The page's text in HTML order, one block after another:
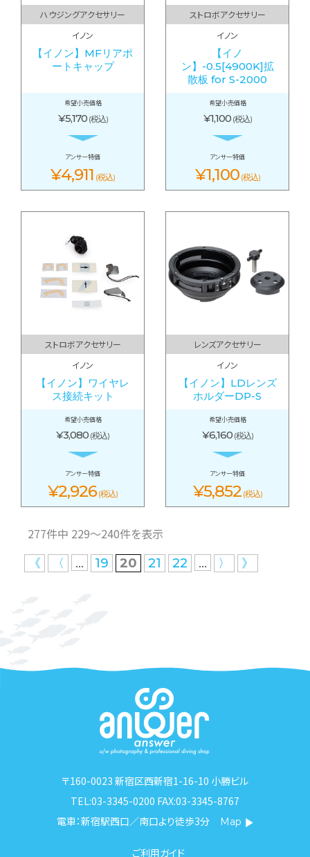
ハウジングアクセサリー
イノン
【イノン】MFリアポ
ートキャップ
希望小売価格
¥5,170 (税込)
アンサー特価
¥4,911 (税込)
ストロボアクセサリー
イノン
【イノ
ン】-0.5[4900K]拡
散板 for S-2000
希望小売価格
¥1,100 (税込)
アンサー特価
¥1,100 (税込)
ストロボアクセサリー
イノン
【イノン】ワイヤレ
ス接続キット
希望小売価格
¥3,080 (税込)
アンサー特価
¥2,926 (税込)
レンズアクセサリー
イノン
【イノン】LDレンズ
ホルダーDP-S
希望小売価格
¥6,160 (税込)
アンサー特価
¥5,852 (税込)
277件中 229〜240件を表示
《 〈 ... 19 20 21 22 ... 〉 》
〒160-0023 新宿区西新宿1-16-10 小勝ビル
TEL:03-3345-0200 FAX:03-3345-8767
電車：新宿駅西口／南口より徒歩3分
Map
ご利用ガイド